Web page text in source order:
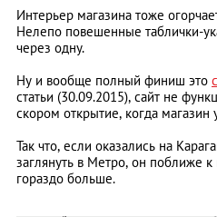
Интерьер магазина тоже
Нелепо повешенные таблички-
через одну.
Ну и вообще полный финиш это
статьи (30.09.2015), сайт не
скором открытие, когда магазин
Так что, если оказались на
заглянуть в Метро, он поближе к
гораздо больше.